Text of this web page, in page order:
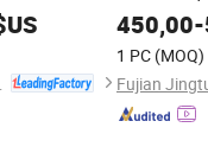
fil à
de santé
Fil
Massager
450,00-
1 PC (MOQ)